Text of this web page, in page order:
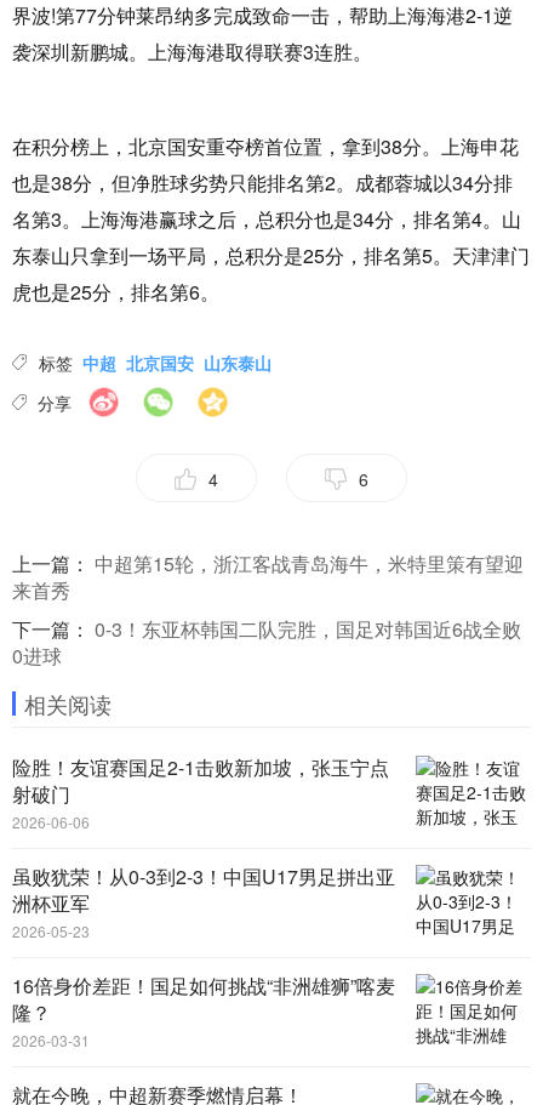
界波!第77分钟莱昂纳多完成致命一击，帮助上海海港2-1逆
袭深圳新鹏城。上海海港取得联赛3连胜。
在积分榜上，北京国安重夺榜首位置，拿到38分。上海申花
也是38分，但净胜球劣势只能排名第2。成都蓉城以34分排
名第3。上海海港赢球之后，总积分也是34分，排名第4。山
东泰山只拿到一场平局，总积分是25分，排名第5。天津津门
虎也是25分，排名第6。
标签 中超 北京国安 山东泰山
分享
4 6
上一篇： 中超第15轮，浙江客战青岛海牛，米特里策有望迎
来首秀
下一篇： 0-3！东亚杯韩国二队完胜，国足对韩国近6战全败
0进球
相关阅读
险胜！友谊赛国足2-1击败新加坡，张玉宁点
射破门
2026-06-06
虽败犹荣！从0-3到2-3！中国U17男足拼出亚
洲杯亚军
2026-05-23
16倍身价差距！国足如何挑战“非洲雄狮”喀麦
隆？
2026-03-31
就在今晚，中超新赛季燃情启幕！